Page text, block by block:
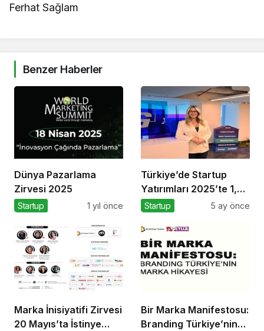
Ferhat Sağlam
Benzer Haberler
Dünya Pazarlama
Zirvesi 2025
Startup 1 yıl önce
Türkiye’de Startup
Yatırımları 2025’te 1,4
Milyar Dolara Ulaştı
Startup 5 ay önce
Marka İnisiyatifi Zirvesi
20 Mayıs’ta İstinye
Bir Marka Manifestosu:
Branding Türkiye’nin